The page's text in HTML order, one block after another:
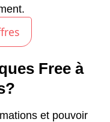
Free à
et pouvoir